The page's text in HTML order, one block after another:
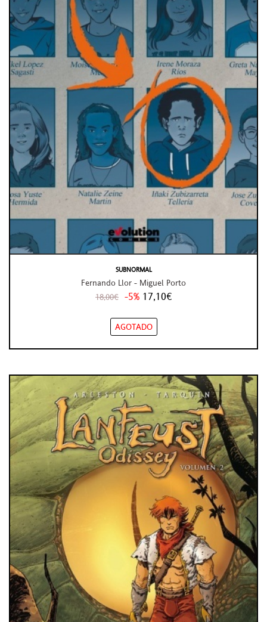
SUBNORMAL
Fernando Llor - Miguel Porto
18,00€ -5% 17,10€
AGOTADO